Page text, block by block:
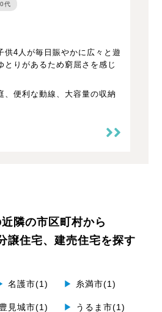
代
供4人が毎日賑やかに広々と遊
とりがあるため窮屈さを感じ
、便利な動線、大容量の収納
隣の市区町村から
譲住宅、建売住宅を探す
名護市(1) ▶ 糸満市(1)
豊見城市(1) ▶ うるま市(1)